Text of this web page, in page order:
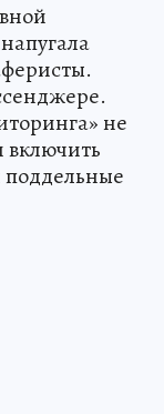
не
включить
поддельные